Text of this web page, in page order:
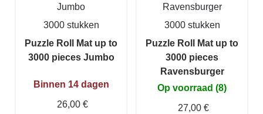
Jumbo
3000 stukken
Puzzle Roll Mat up to
3000 pieces Jumbo
Binnen 14 dagen
26,00 €
Ravensburger
3000 stukken
Puzzle Roll Mat up to
3000 pieces
Ravensburger
Op voorraad (8)
27,00 €